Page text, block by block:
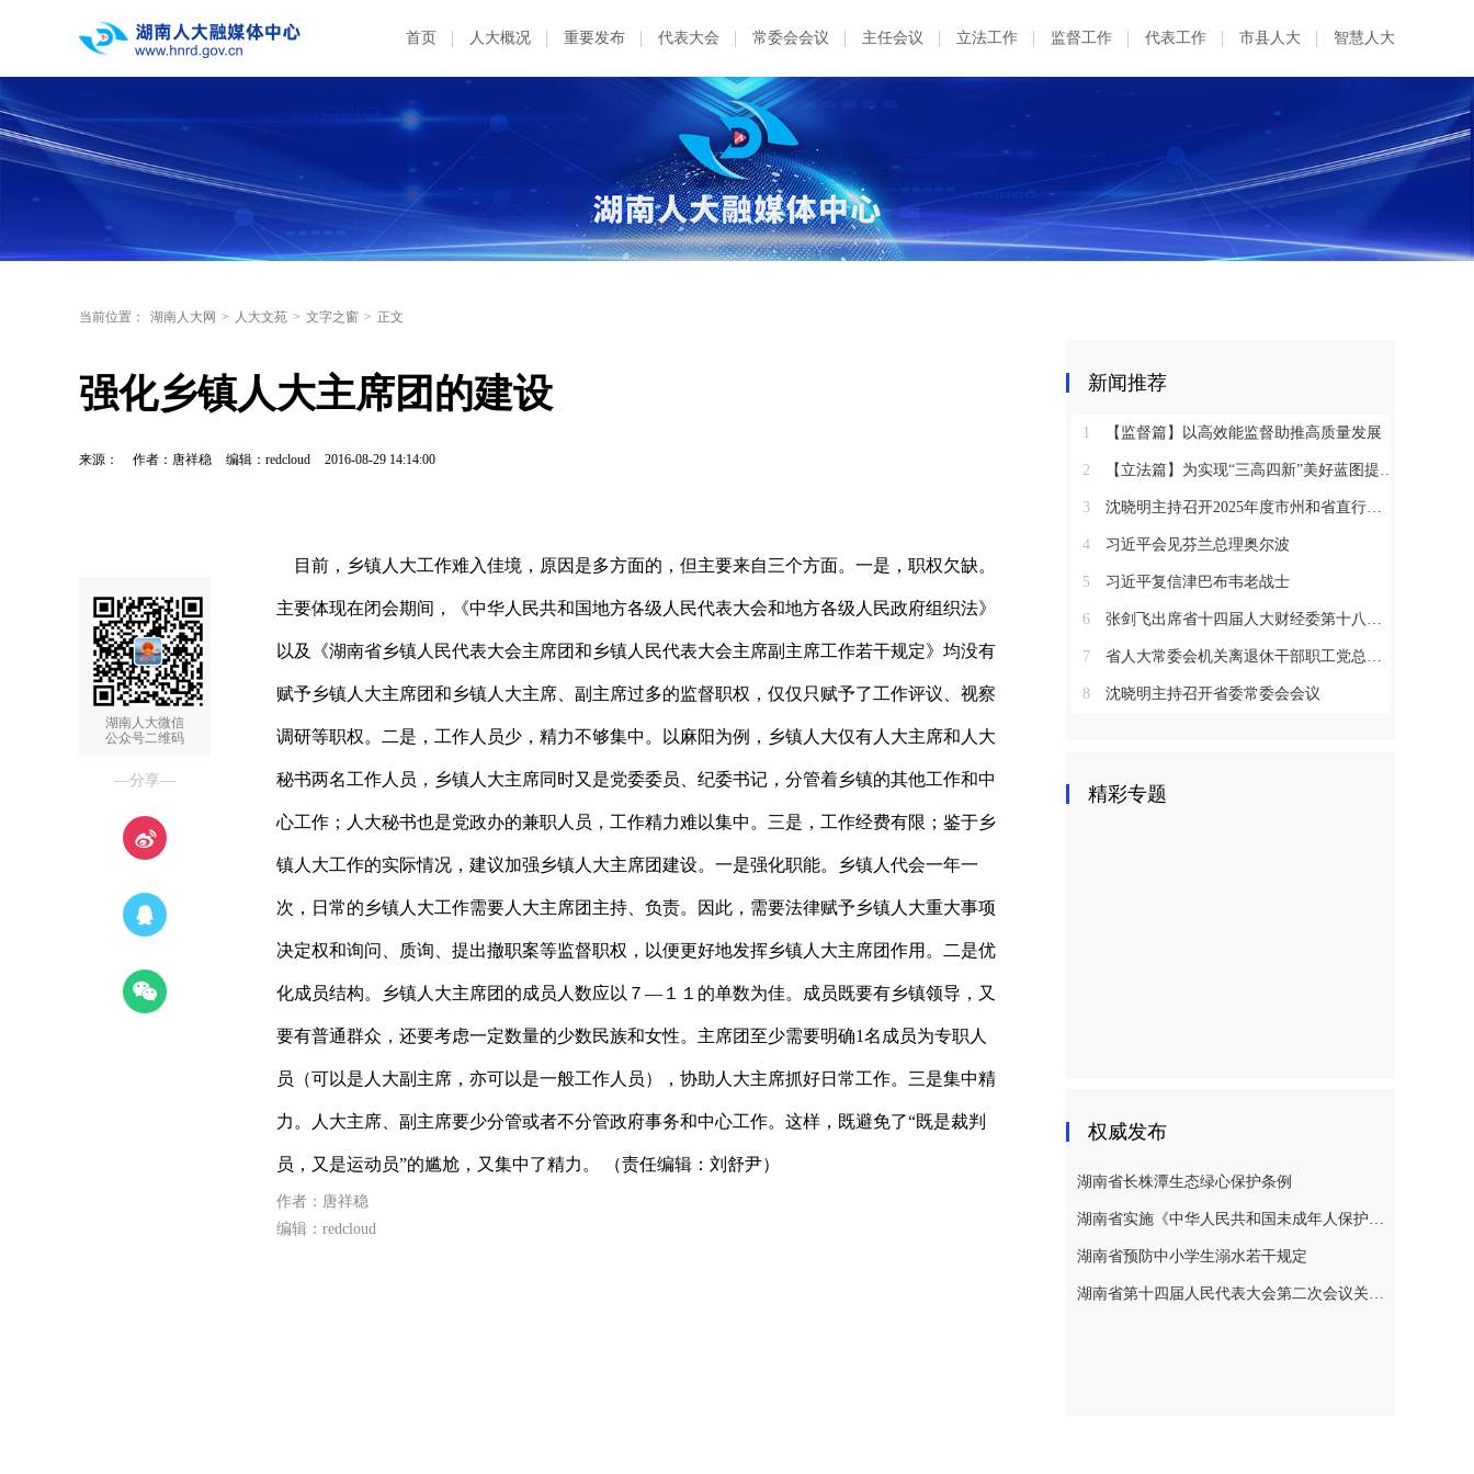
首页 人大概况 重要发布 代表大会 常委会会议 主任会议 立法工作 监督工作 代表工作 市县人大 智慧人大
当前位置： 湖南人大网 > 人大文苑 > 文字之窗 > 正文
强化乡镇人大主席团的建设
来源： 作者：唐祥稳 编辑：redcloud 2016-08-29 14:14:00
湖南人大微信
公众号二维码
—分享—
目前，乡镇人大工作难入佳境，原因是多方面的，但主要来自三个方面。一是，职权欠缺。
主要体现在闭会期间，《中华人民共和国地方各级人民代表大会和地方各级人民政府组织法》
以及《湖南省乡镇人民代表大会主席团和乡镇人民代表大会主席副主席工作若干规定》均没有
赋予乡镇人大主席团和乡镇人大主席、副主席过多的监督职权，仅仅只赋予了工作评议、视察
调研等职权。二是，工作人员少，精力不够集中。以麻阳为例，乡镇人大仅有人大主席和人大
秘书两名工作人员，乡镇人大主席同时又是党委委员、纪委书记，分管着乡镇的其他工作和中
心工作；人大秘书也是党政办的兼职人员，工作精力难以集中。三是，工作经费有限；鉴于乡
镇人大工作的实际情况，建议加强乡镇人大主席团建设。一是强化职能。乡镇人代会一年一
次，日常的乡镇人大工作需要人大主席团主持、负责。因此，需要法律赋予乡镇人大重大事项
决定权和询问、质询、提出撤职案等监督职权，以便更好地发挥乡镇人大主席团作用。二是优
化成员结构。乡镇人大主席团的成员人数应以７—１１的单数为佳。成员既要有乡镇领导，又
要有普通群众，还要考虑一定数量的少数民族和女性。主席团至少需要明确1名成员为专职人
员（可以是人大副主席，亦可以是一般工作人员），协助人大主席抓好日常工作。三是集中精
力。人大主席、副主席要少分管或者不分管政府事务和中心工作。这样，既避免了“既是裁判
员，又是运动员”的尴尬，又集中了精力。 （责任编辑：刘舒尹）
作者：唐祥稳
编辑：redcloud
新闻推荐
1 【监督篇】以高效能监督助推高质量发展
2 【立法篇】为实现“三高四新”美好蓝图提供坚实法治保障
3 沈晓明主持召开2025年度市州和省直行业系统党（工）委书记抓基层党建工作述职评议会议
4 习近平会见芬兰总理奥尔波
5 习近平复信津巴布韦老战士
6 张剑飞出席省十四届人大财经委第十八次全体会议
7 省人大常委会机关离退休干部职工党总支召开2025年度总结表彰大会
8 沈晓明主持召开省委常委会会议
精彩专题
权威发布
湖南省长株潭生态绿心保护条例
湖南省实施《中华人民共和国未成年人保护法》若干规定
湖南省预防中小学生溺水若干规定
湖南省第十四届人民代表大会第二次会议关于湖南省人民代表大会常务委员会工作报告的决议